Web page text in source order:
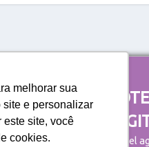
E
NA ERA
GRATUITO disponível
melhorar sua
e personalizar
este site, você
cookies.